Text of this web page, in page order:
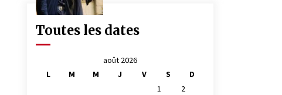
Toutes les dates
août 2026
L
M M J V S
D
1
2